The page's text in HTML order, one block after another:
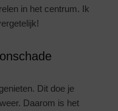
in het centrum. Ik
Dit doe je
Daarom is het